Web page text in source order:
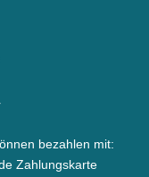
bezahlen mit:
Zahlungskarte